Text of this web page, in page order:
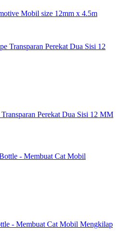
Mobil size 12mm x 4.5m
Perekat Dua Sisi 12 MM
- Membuat Cat Mobil Mengkilap